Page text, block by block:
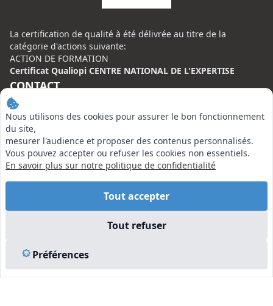
Nous utilisons des cookies pour assurer le bon fonctionnement
du site,
mesurer l'audience et proposer des contenus personnalisés.
Vous pouvez accepter ou refuser les cookies non essentiels.
En savoir plus sur notre politique de confidentialité
Tout accepter
Tout refuser
Préférences
La certification de qualité à été délivrée au titre de la
catégorie d'actions suivante:
ACTION DE FORMATION
Certificat Qualiopi CENTRE NATIONAL DE L'EXPERTISE
CONTACT
Centre National de l’Expertise (CNE)
20 rue Henri Regnault, 75008 Paris
N°VERT : 0800 00 80 89
EN SAVOIR PLUS
Vu à la Télé
Plan du site